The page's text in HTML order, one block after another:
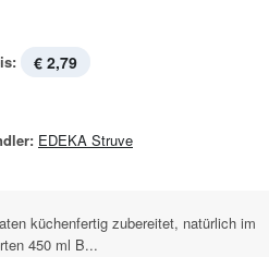
€ 2,79
EDEKA Struve
küchenfertig zubereitet, natürlich im
450 ml B...